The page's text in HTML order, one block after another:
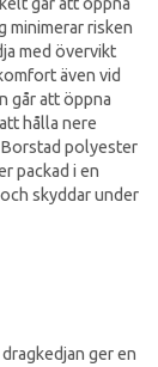
minimerar risken
med övervikt
även vid
går att öppna
hålla nere
polyester
packad i en
skyddar under
ger en